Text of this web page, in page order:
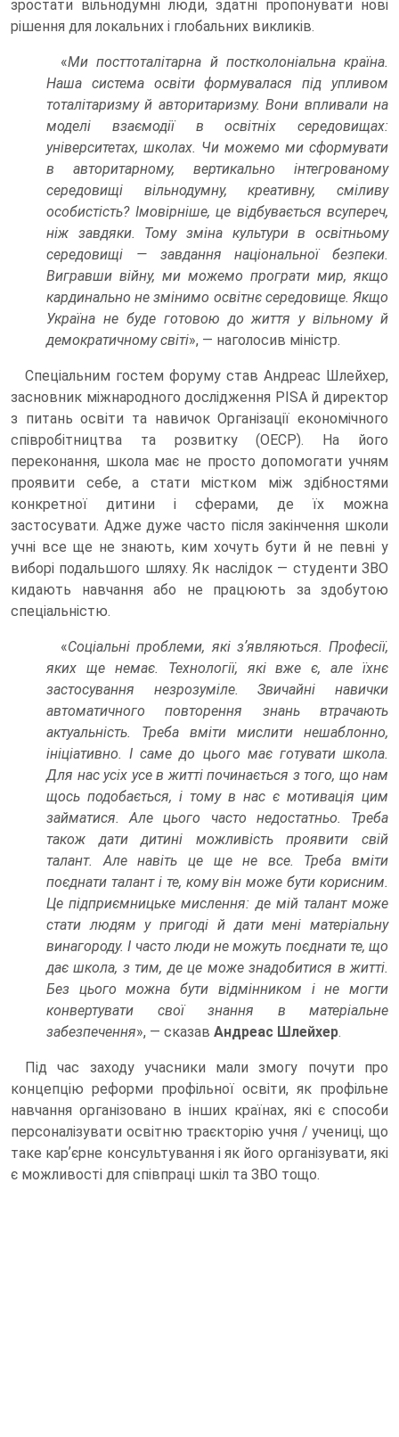
зростати вільнодумні люди, здатні пропонувати нові
рішення для локальних і глобальних викликів.
«Ми посттоталітарна й постколоніальна країна.
Наша система освіти формувалася під упливом
тоталітаризму й авторитаризму. Вони впливали на
моделі взаємодії в освітніх середовищах:
університетах, школах. Чи можемо ми сформувати
в авторитарному, вертикально інтегрованому
середовищі вільнодумну, креативну, сміливу
особистість? Імовірніше, це відбувається всупереч,
ніж завдяки. Тому зміна культури в освітньому
середовищі — завдання національної безпеки.
Вигравши війну, ми можемо програти мир, якщо
кардинально не змінимо освітнє середовище. Якщо
Україна не буде готовою до життя у вільному й
демократичному світі», — наголосив міністр.
Спеціальним гостем форуму став Андреас Шлейхер,
засновник міжнародного дослідження PISA й директор
з питань освіти та навичок Організації економічного
співробітництва та розвитку (ОЕСР). На його
переконання, школа має не просто допомогати учням
проявити себе, а стати містком між здібностями
конкретної дитини і сферами, де їх можна
застосувати. Адже дуже часто після закінчення школи
учні все ще не знають, ким хочуть бути й не певні у
виборі подальшого шляху. Як наслідок — студенти ЗВО
кидають навчання або не працюють за здобутою
спеціальністю.
«Соціальні проблеми, які зʼявляються. Професії,
яких ще немає. Технології, які вже є, але їхнє
застосування незрозуміле. Звичайні навички
автоматичного повторення знань втрачають
актуальність. Треба вміти мислити нешаблонно,
ініціативно. І саме до цього має готувати школа.
Для нас усіх усе в житті починається з того, що нам
щось подобається, і тому в нас є мотивація цим
займатися. Але цього часто недостатньо. Треба
також дати дитині можливість проявити свій
талант. Але навіть це ще не все. Треба вміти
поєднати талант і те, кому він може бути корисним.
Це підприємницьке мислення: де мій талант може
стати людям у пригоді й дати мені матеріальну
винагороду. І часто люди не можуть поєднати те, що
дає школа, з тим, де це може знадобитися в житті.
Без цього можна бути відмінником і не могти
конвертувати свої знання в матеріальне
забезпечення», — сказав Андреас Шлейхер.
Під час заходу учасники мали змогу почути про
концепцію реформи профільної освіти, як профільне
навчання організовано в інших країнах, які є способи
персоналізувати освітню траєкторію учня / учениці, що
таке карʼєрне консультування і як його організувати, які
є можливості для співпраці шкіл та ЗВО тощо.